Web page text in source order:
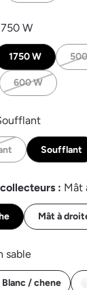
W
1750 W
600 W
Soufflant
: Mât
Mât à
sable
/ chene